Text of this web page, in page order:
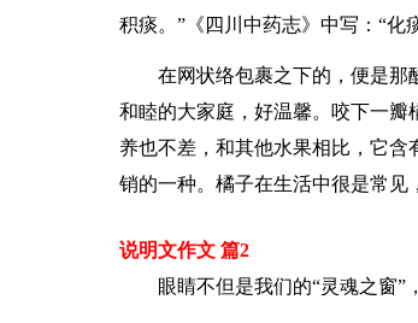
积痰。”《四川中药志》中写：“化
在网状络包裹之下的，便是那
和睦的大家庭，好温馨。咬下一
养也不差，和其他水果相比，它
销的一种。橘子在生活中很是常见
说明文作文 篇2
眼睛不但是我们的“灵魂之窗”